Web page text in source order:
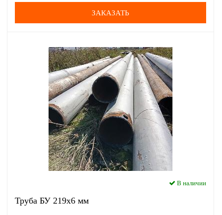
ЗАКАЗАТЬ
В наличии
Труба БУ 219x6 мм